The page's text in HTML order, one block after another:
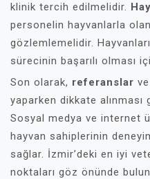
klinik tercih edilmelidir.
personelin hayvanlarla
gözlemlemelidir.
sürecinin başarılı olması
Son olarak, referanslar ve
yaparken dikkate alınması
Sosyal medya ve internet
hayvan sahiplerinin
sağlar. İzmir’deki en iyi
noktaları göz önünde